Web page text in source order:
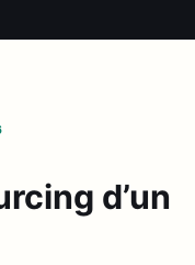
d’un